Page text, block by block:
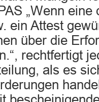
„Wenn eine
ein Attest
über die
rechtfertigt
als es